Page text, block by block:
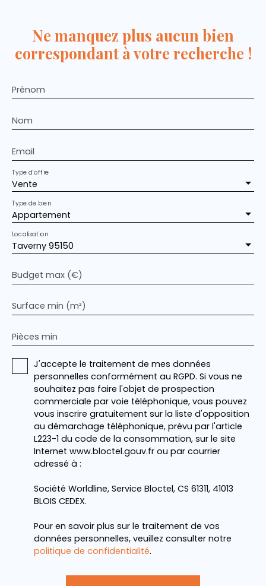
Ne manquez plus aucun bien
correspondant à votre recherche !
Prénom
Nom
Email
Vente
Type d'offre
Appartement
Type de bien
Taverny 95150
Localisation
Budget max (€)
Surface min (m²)
Pièces min
J'accepte le traitement de mes données
personnelles conformément au RGPD. Si vous ne
souhaitez pas faire l'objet de prospection
commerciale par voie téléphonique, vous pouvez
vous inscrire gratuitement sur la liste d'opposition
au démarchage téléphonique, prévu par l'article
L223-1 du code de la consommation, sur le site
Internet www.bloctel.gouv.fr ou par courrier
adressé à :
Société Worldline, Service Bloctel, CS 61311, 41013
BLOIS CEDEX.
Pour en savoir plus sur le traitement de vos
données personnelles, veuillez consulter notre
politique de confidentialité.